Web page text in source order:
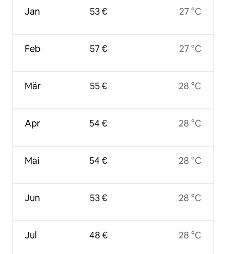
Jan
Feb
Mär
Apr
Mai
Jun
Jul
53 €
57 €
55 €
54 €
54 €
53 €
48 €
27 °C
27 °C
28 °C
28 °C
28 °C
28 °C
28 °C